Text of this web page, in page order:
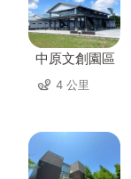
中原文創園區
4 公里